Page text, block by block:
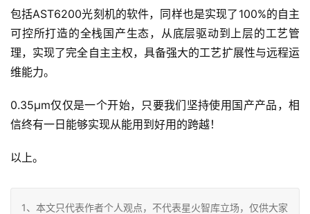
包括AST6200光刻机的软件，同样也是实现了100%的自主
可控所打造的全栈国产生态，从底层驱动到上层的工艺管
理，实现了完全自主主权，具备强大的工艺扩展性与远程运
维能力。
0.35μm仅仅是一个开始，只要我们坚持使用国产产品，相
信终有一日能够实现从能用到好用的跨越！
以上。
1、本文只代表作者个人观点，不代表星火智库立场，仅供大家